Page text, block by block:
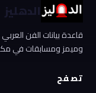
الدهليز
قاعدة بيانات الفن
وميمز ومسابقات في
تصفح